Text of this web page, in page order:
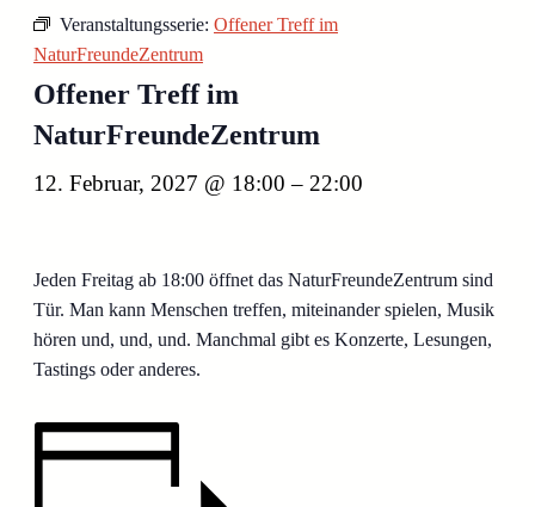
Veranstaltungsserie: Offener Treff im
NaturFreundeZentrum
Offener Treff im
NaturFreundeZentrum
12. Februar, 2027 @ 18:00 – 22:00
Jeden Freitag ab 18:00 öffnet das NaturFreundeZentrum sind
Tür. Man kann Menschen treffen, miteinander spielen, Musik
hören und, und, und. Manchmal gibt es Konzerte, Lesungen,
Tastings oder anderes.